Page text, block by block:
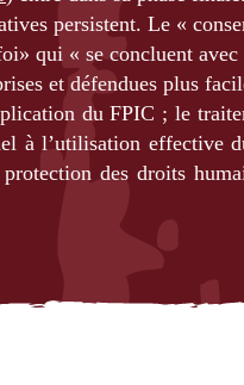
persistent. Le «
qui « se concluent avec
et défendues plus
du FPIC ; le
à l’utilisation effective
des droits